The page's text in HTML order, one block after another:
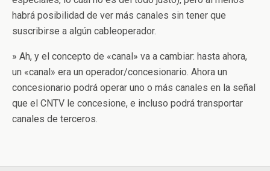
habrá posibilidad de ver más canales sin tener que
suscribirse a algún cableoperador.
» Ah, y el concepto de «canal» va a cambiar: hasta ahora,
un «canal» era un operador/concesionario. Ahora un
concesionario podrá operar uno o más canales en la señal
que el CNTV le concesione, e incluso podrá transportar
canales de terceros.